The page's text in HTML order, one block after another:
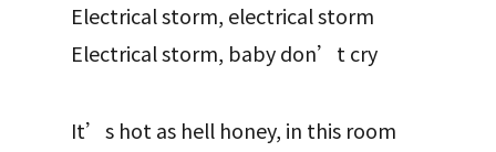
Electrical storm, electrical storm
Electrical storm, baby don’t cry
It’s hot as hell honey, in this room